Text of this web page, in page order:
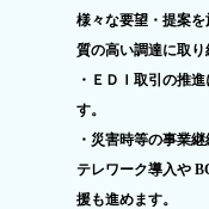
様々な要望・提案
質の高い調達に取り
・ＥＤＩ取引の推
す。
・災害時等の事業
テレワーク導入や
援も進めます。